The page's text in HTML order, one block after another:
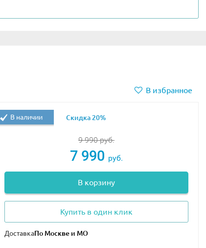
Конструктор даст возможность побывать
любой интерьер детской комнаты.
магазина. У нас вы найдете самый большой
В избранное
9 990руб.
7 990 руб.
В корзину
Купить в один клик
Доставка
В наличии Скидка 20%